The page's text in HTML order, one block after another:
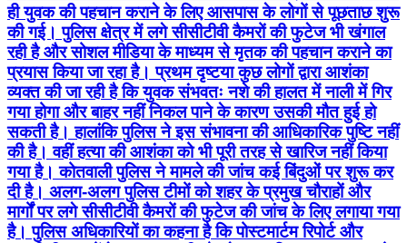
ही युवक की पहचान कराने के लिए आसपास के लोगों से पूछताछ शुरू
की गई। पुलिस क्षेत्र में लगे सीसीटीवी कैमरों की फुटेज भी खंगाल
रही है और सोशल मीडिया के माध्यम से मृतक की पहचान कराने का
प्रयास किया जा रहा है। प्रथम दृष्टया कुछ लोगों द्वारा आशंका
व्यक्त की जा रही है कि युवक संभवतः नशे की हालत में नाली में गिर
गया होगा और बाहर नहीं निकल पाने के कारण उसकी मौत हुई हो
सकती है। हालांकि पुलिस ने इस संभावना की आधिकारिक पुष्टि नहीं
की है। वहीं हत्या की आशंका को भी पूरी तरह से खारिज नहीं किया
गया है। कोतवाली पुलिस ने मामले की जांच कई बिंदुओं पर शुरू कर
दी है। अलग-अलग पुलिस टीमों को शहर के प्रमुख चौराहों और
मार्गों पर लगे सीसीटीवी कैमरों की फुटेज की जांच के लिए लगाया गया
है। पुलिस अधिकारियों का कहना है कि पोस्टमार्टम रिपोर्ट और